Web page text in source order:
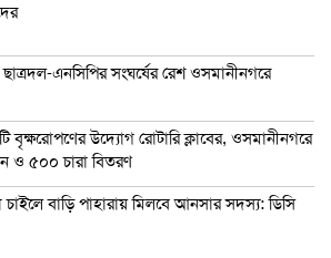
ছাত্রদল-এনসিপির সংঘর্ষের রেশ ওসমানীনগরে
বৃক্ষরোপণের উদ্যোগ রোটারি ক্লাবের, ওসমানীনগরে
ও ৫০০ চারা বিতরণ
চাইলে বাড়ি পাহারায় মিলবে আনসার সদস্য: ডিসি